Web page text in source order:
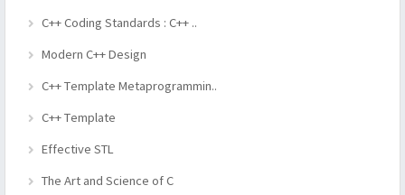
C++ Coding Standards : C++ ..
Modern C++ Design
C++ Template Metaprogrammin..
C++ Template
Effective STL
The Art and Science of C